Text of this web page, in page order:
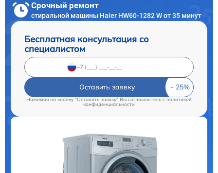
Срочный ремонт
стиральной машины Haier HW60-1282 W от 35 минут
Бесплатная консультация со
специалистом
Оставить заявку
Нажимая на кнопку "Оставить заявку" Вы соглашаетесь cполитикой
конфиденциальности